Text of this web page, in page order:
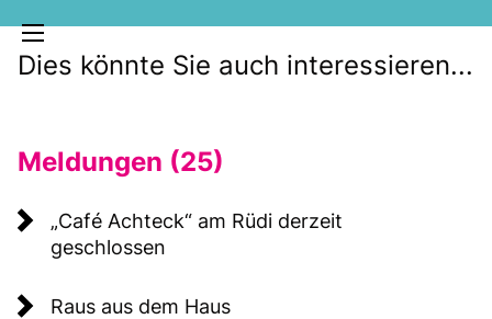
MELDUNGEN
Dies könnte Sie auch interessieren...
Meldungen (25)
Café Achteck“ am Rüdi derzeit
geschlossen
Raus aus dem Haus